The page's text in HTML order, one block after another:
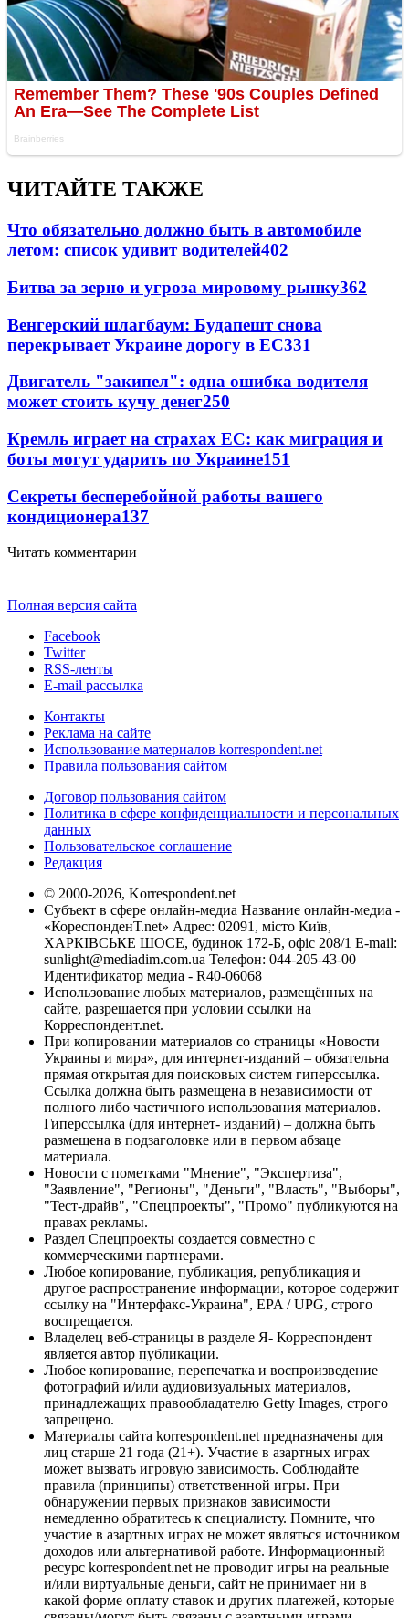
ЧИТАЙТЕ ТАКЖЕ
Что обязательно должно быть в автомобиле
летом: список удивит водителей402
Битва за зерно и угроза мировому рынку362
Венгерский шлагбаум: Будапешт снова
перекрывает Украине дорогу в ЕС331
Двигатель "закипел": одна ошибка водителя
может стоить кучу денег250
Кремль играет на страхах ЕС: как миграция и
боты могут ударить по Украине151
Секреты бесперебойной работы вашего
кондиционера137
Читать комментарии
Полная версия сайта
Facebook
Twitter
RSS-ленты
E-mail рассылка
Контакты
Реклама на сайте
Использование материалов korrespondent.net
Правила пользования сайтом
Договор пользования сайтом
Политика в сфере конфиденциальности и персональных
данных
Пользовательское соглашение
Редакция
© 2000-2026, Korrespondent.net
Субъект в сфере онлайн-медиа Название онлайн-медиа -
«КореспонденТ.net» Адрес: 02091, місто Київ,
ХАРКІВСЬКЕ ШОСЕ, будинок 172-Б, офіс 208/1 E-mail:
sunlight@mediadim.com.ua Телефон: 044-205-43-00
Идентификатор медиа - R40-06068
Использование любых материалов, размещённых на
сайте, разрешается при условии ссылки на
Корреспондент.net.
При копировании материалов со страницы «Новости
Украины и мира», для интернет-изданий – обязательна
прямая открытая для поисковых систем гиперссылка.
Ссылка должна быть размещена в независимости от
полного либо частичного использования материалов.
Гиперссылка (для интернет- изданий) – должна быть
размещена в подзаголовке или в первом абзаце
материала.
Новости с пометками "Мнение", "Экспертиза",
"Заявление", "Регионы", "Деньги", "Власть", "Выборы",
"Тест-драйв", "Спецпроекты", "Промо" публикуются на
правах рекламы.
Раздел Спецпроекты создается совместно с
коммерческими партнерами.
Любое копирование, публикация, републикация и
другое распространение информации, которое содержит
ссылку на "Интерфакс-Украина", EPA / UPG, строго
воспрещается.
Владелец веб-страницы в разделе Я- Корреспондент
является автор публикации.
Любое копирование, перепечатка и воспроизведение
фотографий и/или аудиовизуальных материалов,
принадлежащих правообладателю Getty Images, строго
запрещено.
Материалы сайта korrespondent.net предназначены для
лиц старше 21 года (21+). Участие в азартных играх
может вызвать игровую зависимость. Соблюдайте
правила (принципы) ответственной игры. При
обнаружении первых признаков зависимости
немедленно обратитесь к специалисту. Помните, что
участие в азартных играх не может являться источником
доходов или альтернативой работе. Информационный
ресурс korrespondent.net не проводит игры на реальные
и/или виртуальные деньги, сайт не принимает ни в
какой форме оплату ставок и других платежей, которые